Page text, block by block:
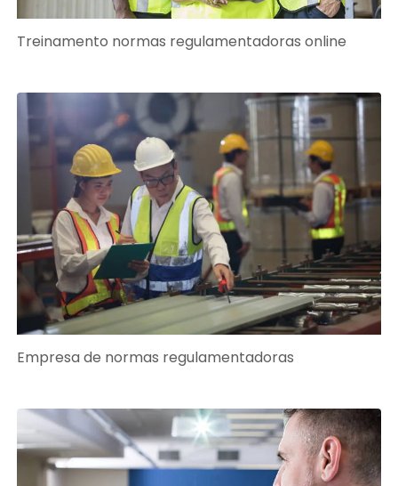
Treinamento normas regulamentadoras online
Empresa de normas regulamentadoras